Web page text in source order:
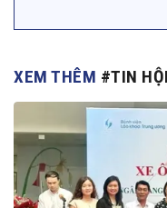
XEM THÊM #TIN